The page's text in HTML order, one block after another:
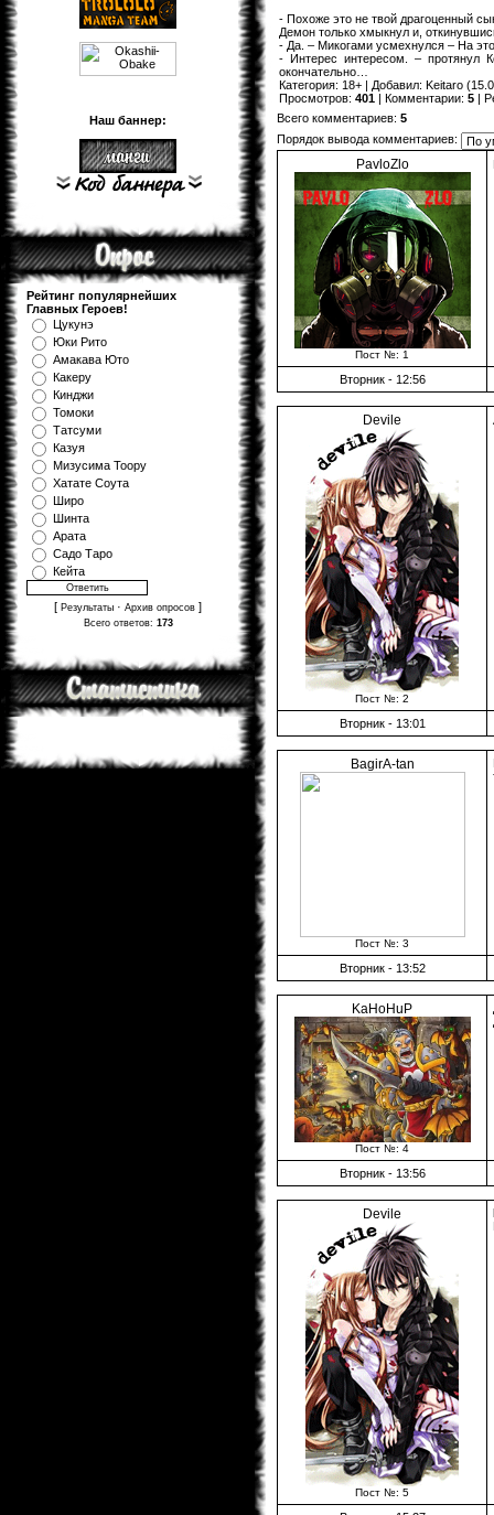
Наш баннер:
Рейтинг популярнейших
Главных Героев!
Цукунэ
Юки Рито
Амакава Юто
Какеру
Кинджи
Томоки
Татсуми
Казуя
Мизуcима Тоору
Хатате Соута
Широ
Шинта
Арата
Садо Таро
Кейта
[ Результаты · Архив опросов ]
Всего ответов: 173
- Похоже это не твой драгоценный
Демон только хмыкнул и,
- Да. – Микогами усмехнулся – На
- Интерес интересом. – протянул
окончательно…
Категория: 18+ | Добавил: Keitaro
Просмотров: 401 | Комментарии: 5 |
Всего комментариев: 5
Порядок вывода комментариев:
PavloZlo
Пост №: 1
Вторник - 12:56
Devile
Пост №: 2
Вторник - 13:01
BagirA-tan
Пост №: 3
Вторник - 13:52
KaHoHuP
Пост №: 4
Вторник - 13:56
Devile
Пост №: 5